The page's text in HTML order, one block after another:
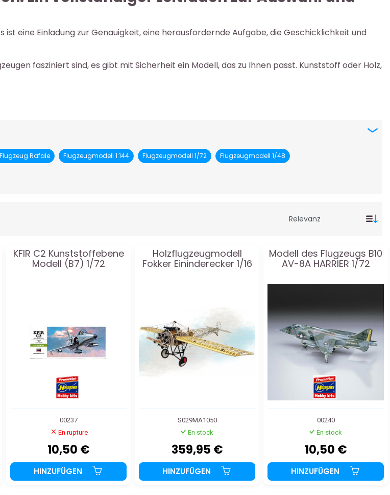
eine Einladung zur Genauigkeit, eine herausfordernde Aufgabe, die Geschicklichkeit und
fasziniert sind, es gibt mit Sicherheit ein Modell, das zu Ihnen passt. Kunststoff oder Holz,
Rafale Flugzeugmodell 1:144 Flugzeugmodell 1/72 Flugzeugmodell 1/48
KFIR C2 Kunststoffebene
Modell (B7) 1/72
00237
En rupture
10,50 €
HINZUFÜGEN
Holzflugzeugmodell
Fokker Eininderecker 1/16
S029MA1050
En stock
359,95 €
HINZUFÜGEN
Modell des Flugzeugs B10
AV-8A HARRIER 1/72
00240
En stock
10,50 €
HINZUFÜGEN